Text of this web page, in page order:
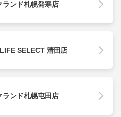
ランド札幌発寒店
SELECT 清田店
ランド札幌屯田店